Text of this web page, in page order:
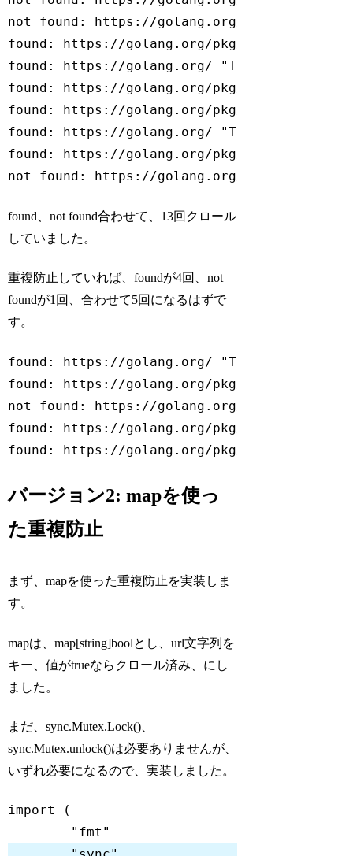
not found: https://golang.org/cmd/
found: https://golang.org/pkg/fmt/
found: https://golang.org/ "The Go
found: https://golang.org/pkg/ "Packages"
found: https://golang.org/pkg/os/ "Package
found: https://golang.org/ "The Go
found: https://golang.org/pkg/ "Packages"
not found: https://golang.org/cmd/
found、not found合わせて、13回クロール
していました。
重複防止していれば、foundが4回、not
foundが1回、合わせて5回になるはずで
す。
found: https://golang.org/ "The Go
found: https://golang.org/pkg/ "Packages"
not found: https://golang.org/cmd/
found: https://golang.org/pkg/fmt/
found: https://golang.org/pkg/os/ "Package
バージョン2: mapを使っ
た重複防止
まず、mapを使った重複防止を実装しま
す。
mapは、map[string]boolとし、url文字列を
キー、値がtrueならクロール済み、にし
ました。
まだ、sync.Mutex.Lock()、
sync.Mutex.unlock()は必要ありませんが、
いずれ必要になるので、実装しました。
import
"fmt"